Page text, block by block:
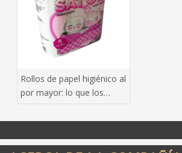
Rollos de papel higiénico al
por mayor: lo que los
hacen bien